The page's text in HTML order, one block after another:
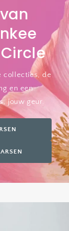
collecties, de
en een
jouw geur.